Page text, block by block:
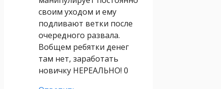
своим уходом и ему
подливают ветки после
очередного развала.
Вобщем ребятки денег
там нет, заработать
новичку НЕРЕАЛЬНО! 0